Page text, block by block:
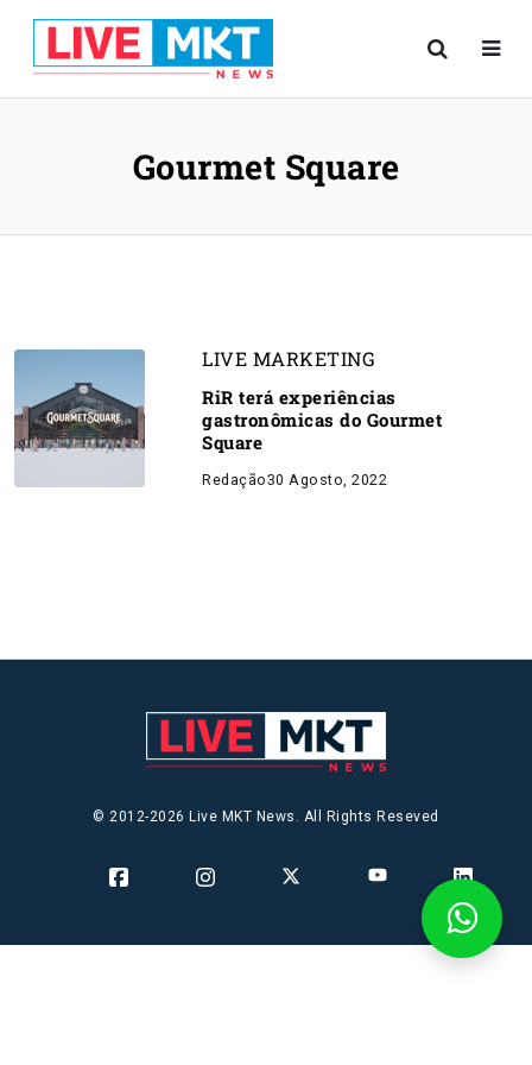
Gourmet Square
LIVE MARKETING
RiR terá experiências
gastronômicas do Gourmet
Square
Redação30 Agosto, 2022
© 2012-2026 Live MKT News. All Rights Reseved